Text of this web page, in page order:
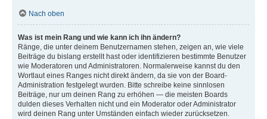
Nach oben
Was ist mein Rang und wie kann ich ihn ändern?
Ränge, die unter deinem Benutzernamen stehen, zeigen an, wie viele
Beiträge du bislang erstellt hast oder identifizieren bestimmte Benutzer
wie Moderatoren und Administratoren. Normalerweise kannst du den
Wortlaut eines Ranges nicht direkt ändern, da sie von der Board-
Administration festgelegt wurden. Bitte schreibe keine sinnlosen
Beiträge, nur um deinen Rang zu erhöhen — die meisten Boards
dulden dieses Verhalten nicht und ein Moderator oder Administrator
wird deinen Rang unter Umständen einfach wieder zurücksetzen.